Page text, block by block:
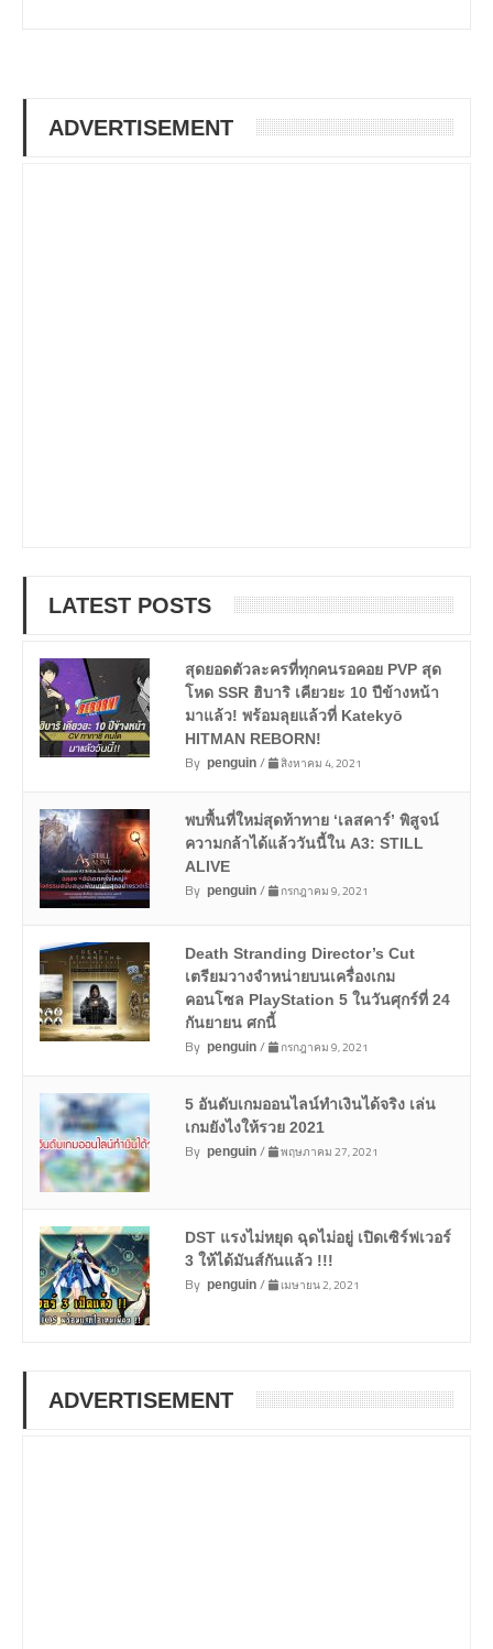
ADVERTISEMENT
LATEST POSTS
สุดยอดตัวละครที่ทุกคนรอคอย PVP สุด
โหด SSR ฮิบาริ เคียวยะ 10 ปีข้างหน้า
มาแล้ว! พร้อมลุยแล้วที่ Katekyō
HITMAN REBORN!
By penguin/ สิงหาคม 4, 2021
พบพื้นที่ใหม่สุดท้าทาย ‘เลสคาร์’ พิสูจน์
ความกล้าได้แล้ววันนี้ใน A3: STILL
ALIVE
By penguin/ กรกฎาคม 9, 2021
Death Stranding Director’s Cut
เตรียมวางจำหน่ายบนเครื่องเกม
คอนโซล PlayStation 5 ในวันศุกร์ที่ 24
กันยายน ศกนี้
By penguin/ กรกฎาคม 9, 2021
5 อันดับเกมออนไลน์ทำเงินได้จริง เล่น
เกมยังไงให้รวย 2021
By penguin/ พฤษภาคม 27, 2021
DST แรงไม่หยุด ฉุดไม่อยู่ เปิดเซิร์ฟเวอร์
3 ให้ได้มันส์กันแล้ว !!!
By penguin/ เมษายน 2, 2021
ADVERTISEMENT